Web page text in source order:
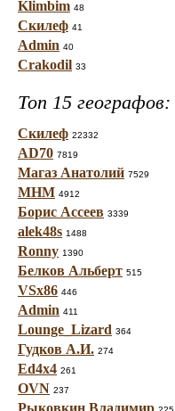
Klimbim 48
Скилеф 41
Admin 40
Crakodil 33
Топ 15 географов:
Скилеф 22332
AD70 7819
Магаз Анатолий 7529
МНМ 4912
Борис Ассеев 3339
alek48s 1488
Ronny 1390
Белков Альберт 515
VSx86 446
Admin 411
Lounge_Lizard 364
Гудков А.И. 274
Ed4x4 261
OVN 237
Рыковкин Владимир